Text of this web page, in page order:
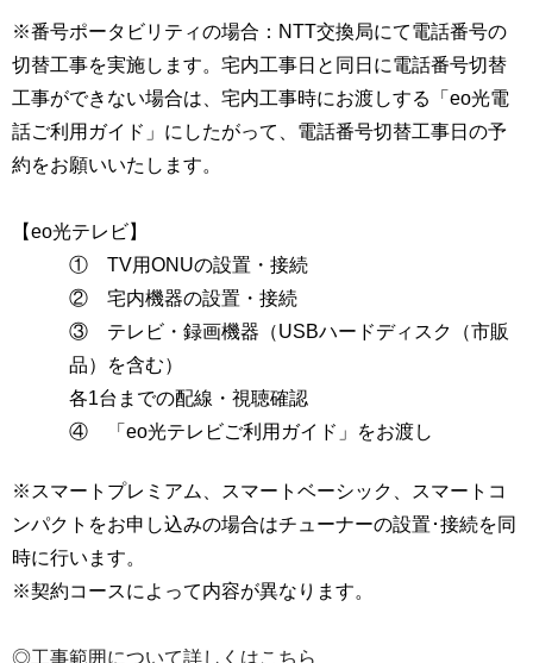
※番号ポータビリティの場合：NTT交換局にて電話番号の
切替工事を実施します。宅内工事日と同日に電話番号切替
工事ができない場合は、宅内工事時にお渡しする「eo光電
話ご利用ガイド」にしたがって、電話番号切替工事日の予
約をお願いいたします。
【eo光テレビ】
① TV用ONUの設置・接続
② 宅内機器の設置・接続
③ テレビ・録画機器（USBハードディスク（市販
品）を含む）
各1台までの配線・視聴確認
④ 「eo光テレビご利用ガイド」をお渡し
※スマートプレミアム、スマートベーシック、スマートコ
ンパクトをお申し込みの場合はチューナーの設置･接続を同
時に行います。
※契約コースによって内容が異なります。
◎工事範囲について詳しくはこちら